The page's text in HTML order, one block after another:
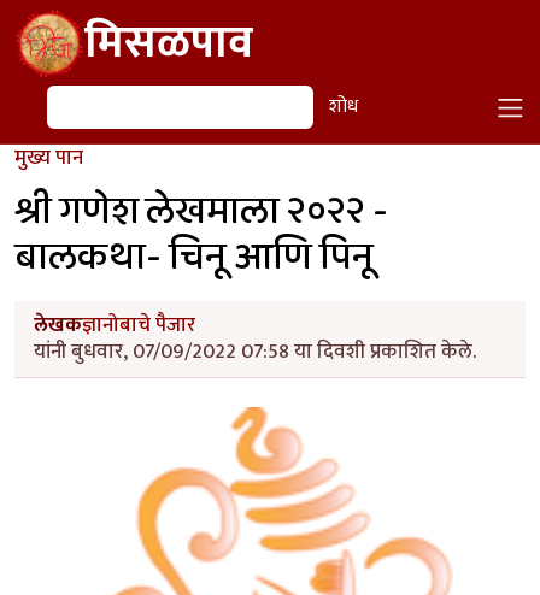
Skip to main contentमिसळपाव
शोध शोध
मुख्य पान
श्री गणेश लेखमाला २०२२ -
बालकथा- चिनू आणि पिनू
लेखकज्ञानोबाचे पैजार
यांनी बुधवार, 07/09/2022 07:58 या दिवशी प्रकाशित केले.